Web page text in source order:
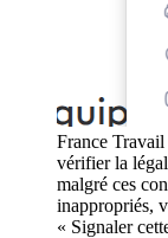
France
vérifier la
malgré ces
inappropriés,
« Signaler